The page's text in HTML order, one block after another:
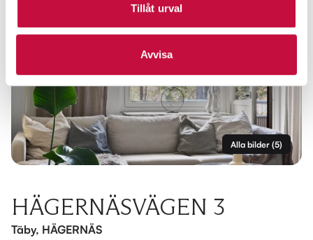
Tillåt urval
Avvisa
Alla bilder (5)
HÄGERNÄSVÄGEN 3
Täby, HÄGERNÄS